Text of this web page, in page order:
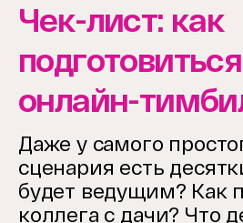
Чек-лист: как
онлайн-
Даже у самого
сценария есть
будет ведущим? Как
коллега с дачи? Что